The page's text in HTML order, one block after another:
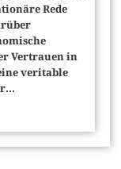
Rede
Vertrauen in
veritable